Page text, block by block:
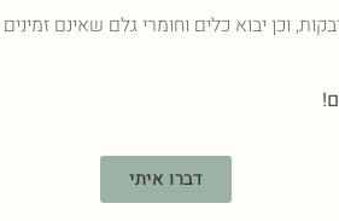
וכן יבוא כלים וחומרי גלם שאינם
דברו איתי